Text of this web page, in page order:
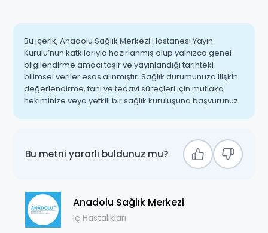
Bu içerik, Anadolu Sağlık Merkezi Hastanesi Yayın
Kurulu’nun katkılarıyla hazırlanmış olup yalnızca genel
bilgilendirme amacı taşır ve yayınlandığı tarihteki
bilimsel veriler esas alınmıştır. Sağlık durumunuza ilişkin
değerlendirme, tanı ve tedavi süreçleri için mutlaka
hekiminize veya yetkili bir sağlık kuruluşuna başvurunuz.
Bu metni yararlı buldunuz mu?
Anadolu Sağlık Merkezi
İç Hastalıkları